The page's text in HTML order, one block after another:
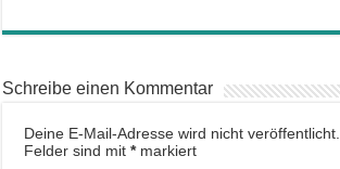
Schreibe einen Kommentar
Deine E-Mail-Adresse wird nicht veröffentlicht.
Felder sind mit*markiert